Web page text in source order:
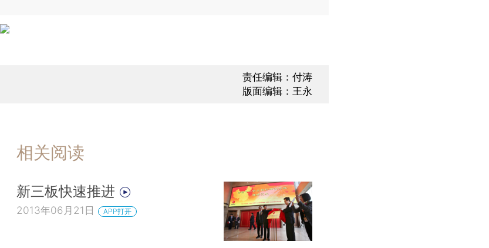
责任编辑：付涛
版面编辑：王永
相关阅读
新三板快速推进
2013年06月21日 APP打开